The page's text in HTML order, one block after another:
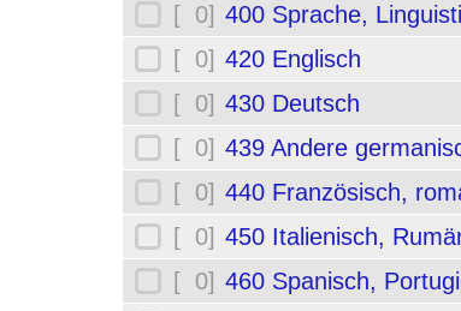
[ 0] 400 Sprache,
[ 0] 420 Englisch
[ 0] 430 Deutsch
[ 0] 439 Andere
[ 0] 440 Französisch,
[ 0] 450 Italienisch,
[ 0] 460 Spanisch,